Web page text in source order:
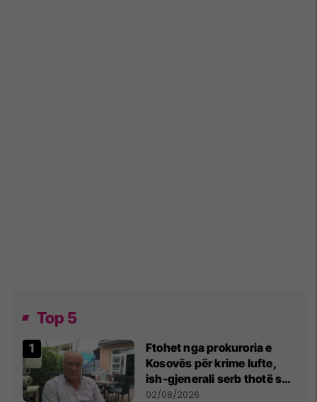
Top 5
Ftohet nga prokuroria e
Kosovës për krime lufte,
ish-gjenerali serb thotë se
dikush e tradhtoi në
02/08/2026